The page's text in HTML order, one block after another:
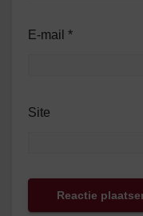
E-mail *
Site